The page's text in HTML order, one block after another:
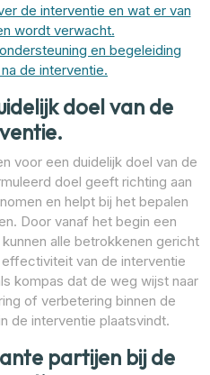
de interventie en wat er van
wordt verwacht.
en begeleiding
de interventie.
doel van de
voor een duidelijk doel van de
doel geeft richting aan
en helpt bij het bepalen
Door vanaf het begin een
alle betrokkenen gericht
van de interventie
kompas dat de weg wijst naar
of verbetering binnen de
de interventie plaatsvindt.
partijen bij de